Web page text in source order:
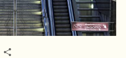
LinkedIn